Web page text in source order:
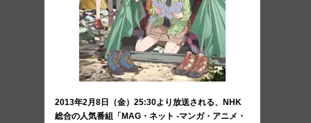
2013年2月8日（金）25:30より放送される、NHK
総合の人気番組「MAG・ネット -マンガ・アニメ・